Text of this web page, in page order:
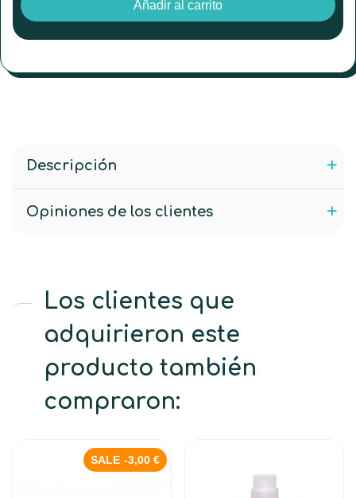
Añadir al carrito
Descripción
Opiniones de los clientes
Los clientes que
adquirieron este
producto también
compraron:
SALE -3,00 €